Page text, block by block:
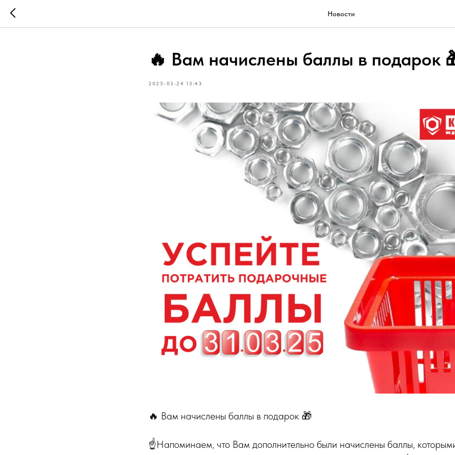
Новости
🔥 Вам начислены баллы в подарок
2025-03-24 13:43
🔥 Вам начислены баллы в подарок 🎁
☝️Напоминаем, что Вам дополнительно были начислены баллы,